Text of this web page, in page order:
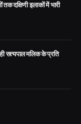
दक्षिणी इलाकों में भारी
सत्यपाल मलिक के प्रति